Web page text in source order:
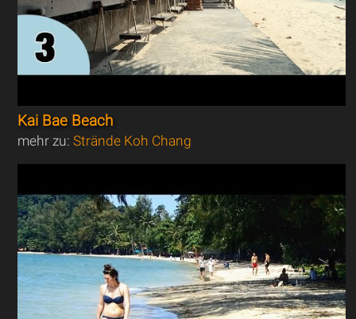
Kai Bae Beach
mehr zu:Strände Koh Chang